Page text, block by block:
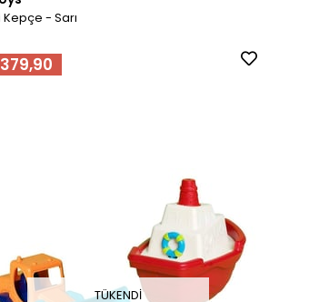
Kepçe - Sarı
TÜKENDI